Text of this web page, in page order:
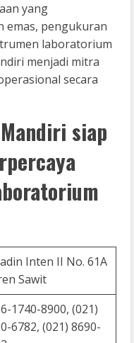
yang
emas, pengukuran
laboratorium
menjadi mitra
secara
siap
Inten II No. 61A
Sawit
1740-8900, (021)
6782, (021) 8690-